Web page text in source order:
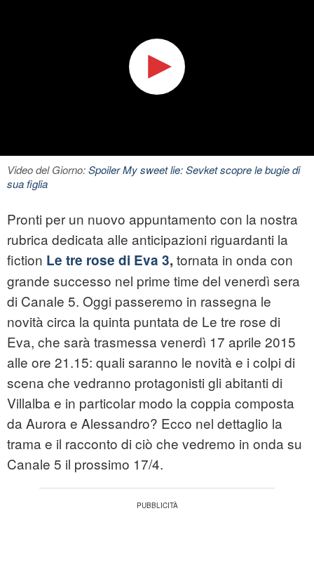
Video del Giorno:Spoiler My sweet lie: Sevket scopre le bugie di
sua figlia
Pronti per un nuovo appuntamento con la nostra
rubrica dedicata alle anticipazioni riguardanti la
fiction Le tre rose di Eva 3, tornata in onda con
grande successo nel prime time del venerdì sera
di Canale 5. Oggi passeremo in rassegna le
novità circa la quinta puntata de Le tre rose di
Eva, che sarà trasmessa venerdì 17 aprile 2015
alle ore 21.15: quali saranno le novità e i colpi di
scena che vedranno protagonisti gli abitanti di
Villalba e in particolar modo la coppia composta
da Aurora e Alessandro? Ecco nel dettaglio la
trama e il racconto di ciò che vedremo in onda su
Canale 5 il prossimo 17/4.